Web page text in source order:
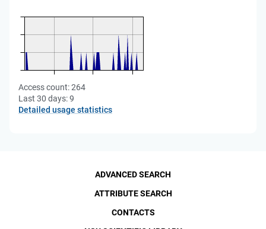
Access count:264
Last 30 days:9
Detailed usage statistics
ADVANCED SEARCH
ATTRIBUTE SEARCH
CONTACTS